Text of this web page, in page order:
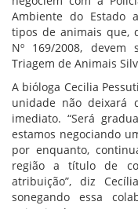
Ambiente do Estado
tipos de animais que,
Nº 169/2008,
Triagem de Animais
A bióloga Cecilia
unidade não deixará
imediato. “Será
estamos negociando
por enquanto,
região a título de
atribuição”, diz
sonegando essa